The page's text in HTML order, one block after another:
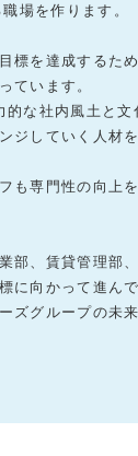
場を作ります。
標を達成するた
ています。
的な社内風土と
ジしていく人材
も専門性の向上
部、賃貸管理部
に向かって進んで
ズグループの未